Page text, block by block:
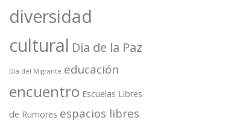
diversidad
cultural Día de la Paz
Día del Migrante educación
encuentro Escuelas Libres
de Rumores espacios libres